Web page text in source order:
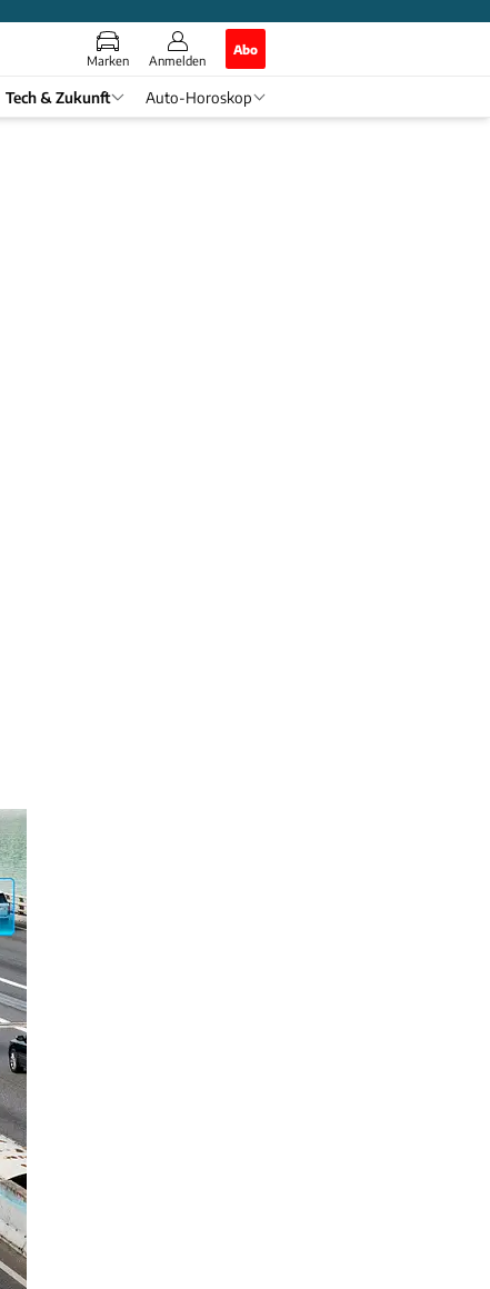
Marken Anmelden
Abo
Tech & Zukunft Auto-Horoskop